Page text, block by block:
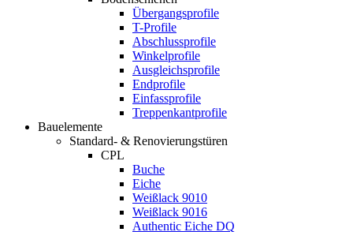
Übergangsprofile
T-Profile
Abschlussprofile
Winkelprofile
Ausgleichsprofile
Endprofile
Einfassprofile
Treppenkantprofile
Bauelemente
Standard- & Renovierungstüren
CPL
Buche
Eiche
Weißlack 9010
Weißlack 9016
Authentic Eiche DQ